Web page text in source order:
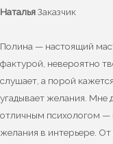
НатальяЗаказчик
Полина — настоящий
фактурой, невероятно
слушает, а порой
угадывает желания. Мне
отличным психологом —
желания в интерьере. От